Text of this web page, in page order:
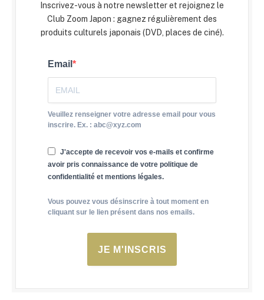
Inscrivez-vous à notre newsletter et rejoignez le
Club Zoom Japon : gagnez régulièrement des
produits culturels japonais (DVD, places de ciné).
Email
Veuillez renseigner votre adresse email pour vous
inscrire. Ex. : abc@xyz.com
J'accepte de recevoir vos e-mails et confirme
avoir pris connaissance de votre politique de
confidentialité et mentions légales.
Vous pouvez vous désinscrire à tout moment en
cliquant sur le lien présent dans nos emails.
JE M'INSCRIS